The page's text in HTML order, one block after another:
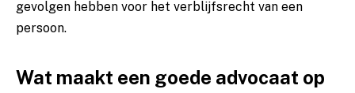
gevolgen hebben voor het verblijfsrecht van een
persoon.
Wat maakt een goede advocaat op